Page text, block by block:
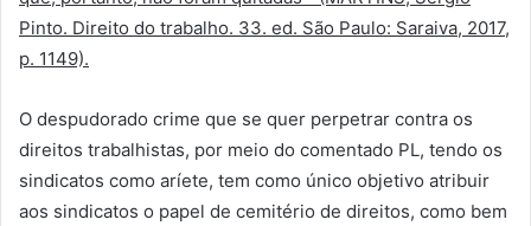
Pinto. Direito do trabalho. 33. ed. São Paulo: Saraiva, 2017,
p. 1149).
O despudorado crime que se quer perpetrar contra os
direitos trabalhistas, por meio do comentado PL, tendo os
sindicatos como aríete, tem como único objetivo atribuir
aos sindicatos o papel de cemitério de direitos, como bem